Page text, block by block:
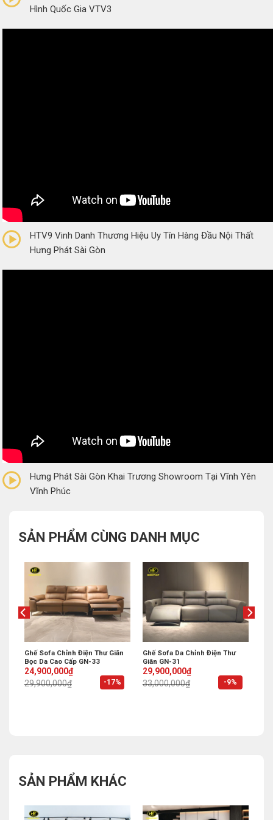
Hình Quốc Gia VTV3
(0 Reviews)
HTV9 Vinh Danh Thương Hiệu Uy Tín Hàng Đầu Nội Thất
Hưng Phát Sài Gòn
(0 Reviews)
Hưng Phát Sài Gòn Khai Trương Showroom Tại Vĩnh Yên
Vĩnh Phúc
SẢN PHẨM CÙNG DANH MỤC
-17%
Ghế Sofa Chỉnh Điện Thư Giãn
Bọc Da Cao Cấp GN-33
29,900,000₫
Original
price
was:
24,900,000₫
Current
price
is:
-9%
Ghế Sofa Da Chỉnh Điện Thư
Giãn GN-31
33,000,000₫
Original
price
was:
29,900,000₫
Current
price
is:
SẢN PHẨM KHÁC